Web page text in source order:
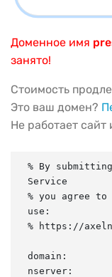
Доменное имя
занято!
Стоимость
Это ваш домен?
Не работает сайт
% By
Service
% you agree
use:
% https://
domain:
nserver: